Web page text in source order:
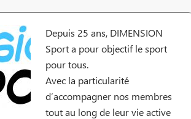
Depuis 25 ans, DIMENSION
Sport a pour objectif le sport
pour tous.
Avec la particularité
d’accompagner nos membres
tout au long de leur vie active